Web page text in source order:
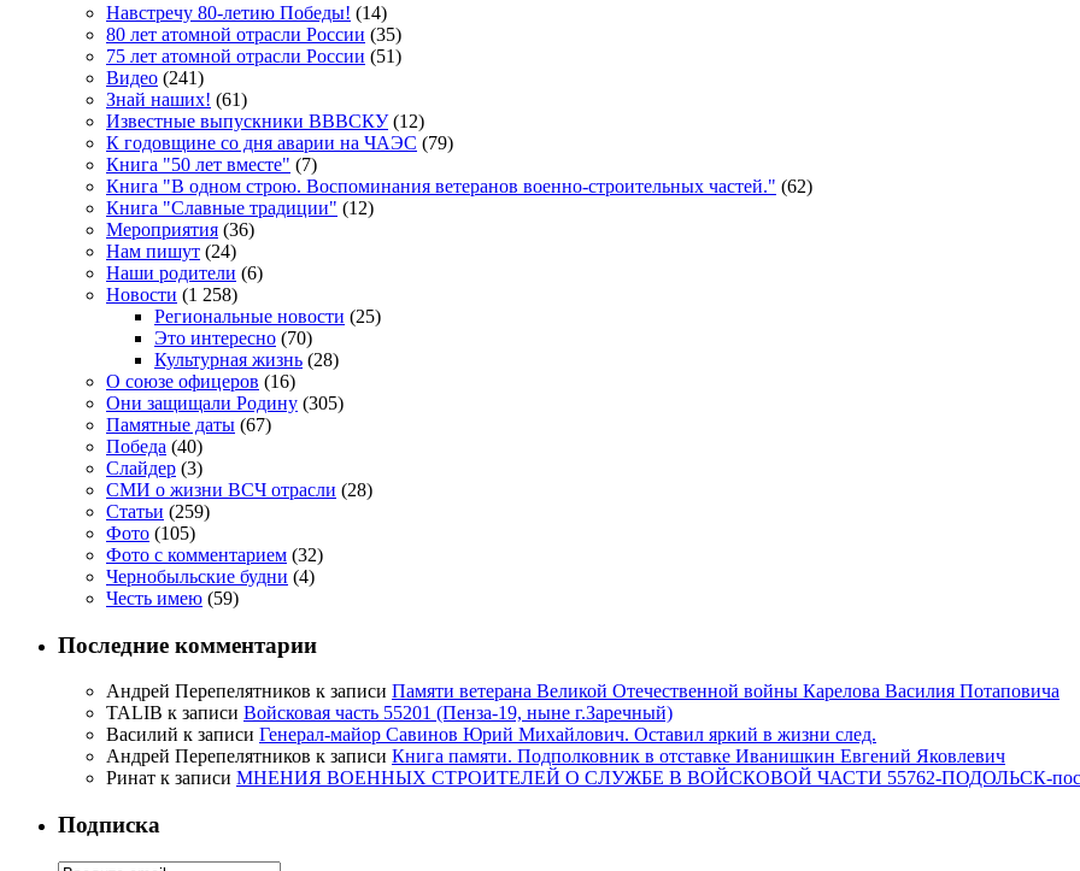
Навстречу 80-летию Победы! (14)
80 лет атомной отрасли России (35)
75 лет атомной отрасли России (51)
Видео (241)
Знай наших! (61)
Известные выпускники ВВВСКУ(12)
К годовщине со дня аварии на ЧАЭС (79)
Книга "50 лет вместе" (7)
Книга "В одном строю. Воспоминания ветеранов военно-строительных частей." (62)
Книга "Славные традиции" (12)
Мероприятия (36)
Нам пишут (24)
Наши родители (6)
Новости (1 258)
Региональные новости (25)
Это интересно (70)
Культурная жизнь (28)
О союзе офицеров (16)
Они защищали Родину (305)
Памятные даты (67)
Победа (40)
Слайдер (3)
СМИ о жизни ВСЧ отрасли (28)
Статьи (259)
Фото (105)
Фото с комментарием (32)
Чернобыльские будни (4)
Честь имею (59)
Последние комментарии
Андрей Перепелятников к записи Памяти ветерана Великой Отечественной войны Карелова Василия Потаповича
TALIB к записи Войсковая часть 55201 (Пенза-19, ныне г.Заречный)
Василий к записи Генерал-майор Савинов Юрий Михайлович. Оставил яркий в жизни след.
Андрей Перепелятников к записи Книга памяти. Подполковник в отставке Иванишкин Евгений Яковлевич
Ринат к записи МНЕНИЯ ВОЕННЫХ СТРОИТЕЛЕЙ О СЛУЖБЕ В ВОЙСКОВОЙ ЧАСТИ 55762-ПОДОЛЬСК-
Подписка